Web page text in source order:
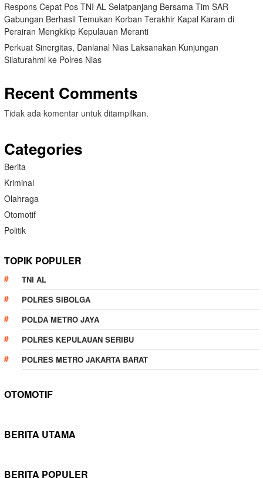
Respons Cepat Pos TNI AL Selatpanjang Bersama Tim SAR
Gabungan Berhasil Temukan Korban Terakhir Kapal Karam di
Perairan Mengkikip Kepulauan Meranti
Perkuat Sinergitas, Danlanal Nias Laksanakan Kunjungan
Silaturahmi ke Polres Nias
Recent Comments
Tidak ada komentar untuk ditampilkan.
Categories
Berita
Kriminal
Olahraga
Otomotif
Politik
TOPIK POPULER
TNI AL
POLRES SIBOLGA
POLDA METRO JAYA
POLRES KEPULAUAN SERIBU
POLRES METRO JAKARTA BARAT
OTOMOTIF
BERITA UTAMA
BERITA POPULER